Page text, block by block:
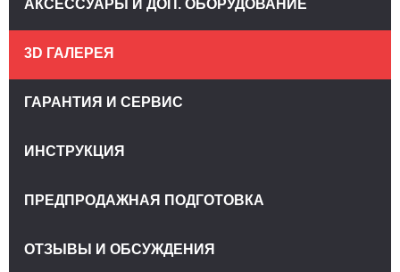
АКСЕССУАРЫ И ДОП. ОБОРУДОВАНИЕ
3D ГАЛЕРЕЯ
ГАРАНТИЯ И СЕРВИС
ИНСТРУКЦИЯ
ПРЕДПРОДАЖНАЯ ПОДГОТОВКА
ОТЗЫВЫ И ОБСУЖДЕНИЯ